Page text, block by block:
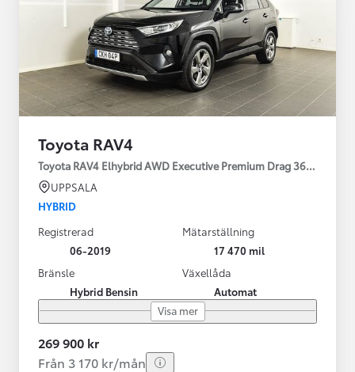
Toyota RAV4
Toyota RAV4 Elhybrid AWD Executive Premium Drag 360-kamera
UPPSALA
HYBRID
Registrerad
06-2019
Mätarställning
17 470 mil
Bränsle
Hybrid Bensin
Växellåda
Automat
Visa mer
269 900 kr
Från 3 170 kr/mån